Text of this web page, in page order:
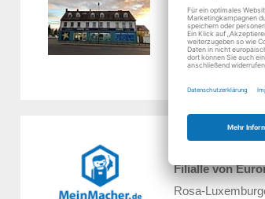
Dessauer Straße
06886 Wittenberg
Tel.: 03491 /
Euronics Schnee
Filialle von
Rosa-